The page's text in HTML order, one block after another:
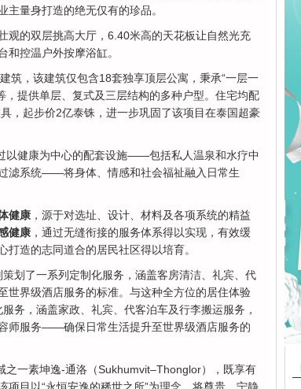
量身打造的绝无仅有的珍品。
观的双层挑高大厅，6.40米高的天花板让自然光充
控温户外按摩浴缸。
筑，该建筑仅包含18套独享顶层公寓，秉承“一层一
，提供单层、复式及三层结构的多种户型。住宅均配
，起步价2亿泰铢，进一步巩固了该项目在泰国超豪
以健康为中心的配套设施——包括私人温泉和水疗中
滤系统——将身体、情感和社会福祉融入日常生
健康 ，源于对选址、设计、材料及各项系统的精益
健康 ，通过无缝衔接的服务体系得以实现，有效缓
打造的志同道合的居民社区得以培育。
划了一系列定制化服务，涵盖客房清洁、礼宾、代
世界级酒店服务的标准。与这种全方位的居住体验
务，涵盖家政、礼宾、代客泊车及行李搬运服务，
师服务——确保日常生活提升至世界级酒店服务的
一素坤逸-通洛（Sukhumvit–Thonglor），既享有